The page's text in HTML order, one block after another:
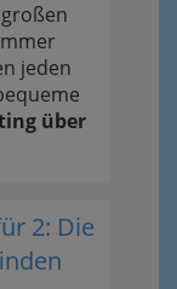
jeden
über
2: Die